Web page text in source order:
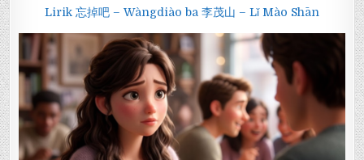
Lirik 忘掉吧 – Wàngdiào ba 李茂山 – Lǐ Mào Shān